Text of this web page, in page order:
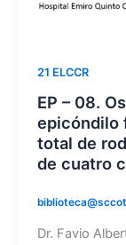
21 ELCCR
EP – 08.
epicóndilo
total de
de cuatro
Dr. Favio